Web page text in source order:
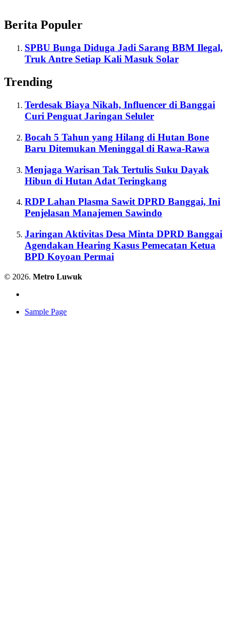
Berita Populer
SPBU Bunga Diduga Jadi Sarang BBM Ilegal,
Truk Antre Setiap Kali Masuk Solar
Trending
Terdesak Biaya Nikah, Influencer di Banggai
Curi Penguat Jaringan Seluler
Bocah 5 Tahun yang Hilang di Hutan Bone
Baru Ditemukan Meninggal di Rawa-Rawa
Menjaga Warisan Tak Tertulis Suku Dayak
Hibun di Hutan Adat Teringkang
RDP Lahan Plasma Sawit DPRD Banggai, Ini
Penjelasan Manajemen Sawindo
Jaringan Aktivitas Desa Minta DPRD Banggai
Agendakan Hearing Kasus Pemecatan Ketua
BPD Koyoan Permai
© 2026. Metro Luwuk
Sample Page